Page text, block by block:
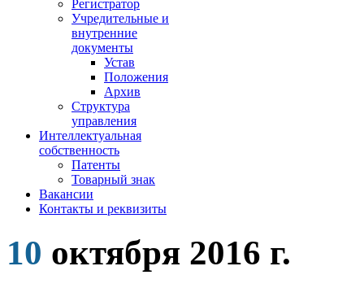
Регистратор
Учредительные и
внутренние
документы
Устав
Положения
Архив
Структура
управления
Интеллектуальная
собственность
Патенты
Товарный знак
Вакансии
Контакты и реквизиты
10 октября 2016 г.